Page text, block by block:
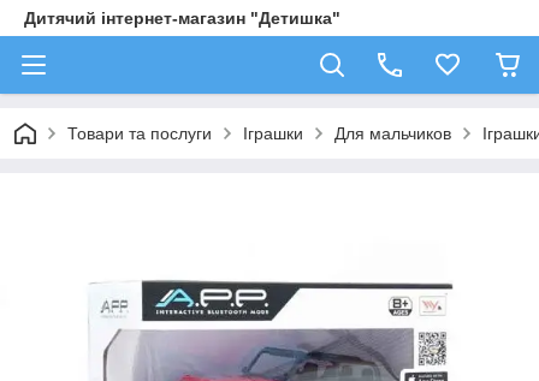
Дитячий інтернет-магазин "Детишка"
Товари та послуги Іграшки Для мальчиков